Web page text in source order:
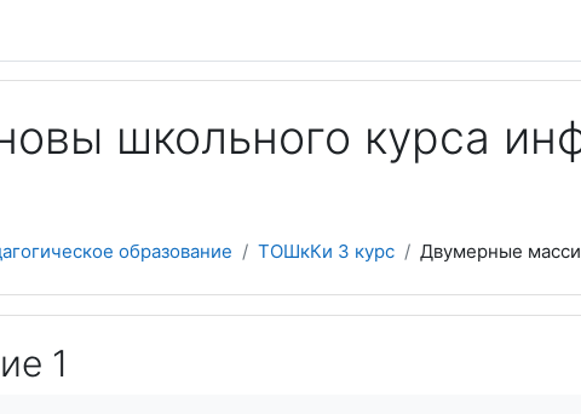
школьного курса
образование ТОШкКи 3 курс Двумерные
1